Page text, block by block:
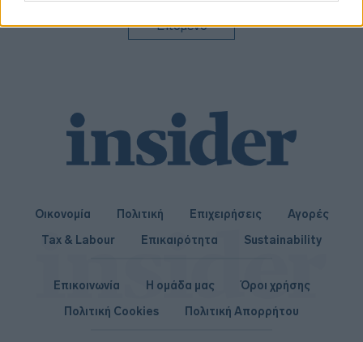
related to security, including authentication
Επόμενο
Οικονομία Πολιτική Επιχειρήσεις
Αγορές
Tax & Labour
Επικαιρότητα Sustainability
Επικοινωνία Η ομάδα μας
Όροι χρήσης
Πολιτική Cookies
Πολιτική Απορρήτου